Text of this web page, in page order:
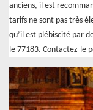
anciens, il est
tarifs ne sont pas très
qu’il est plébiscité par
le 77183. Contactez-le